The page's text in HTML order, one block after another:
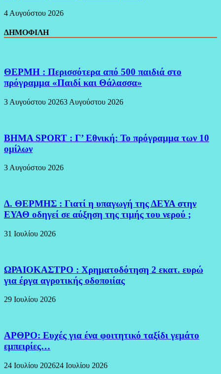
4 Αυγούστου 2026
ΔΗΜΟΦΙΛΗ
ΘΕΡΜΗ : Περισσότερα από 500 παιδιά στο
πρόγραμμα «Παιδί και Θάλασσα»
3 Αυγούστου 20263 Αυγούστου 2026
BHMA SPORT : Γ’ Εθνική: Το πρόγραμμα των 10
ομίλων
3 Αυγούστου 2026
Δ. ΘΕΡΜΗΣ : Γιατί η υπαγωγή της ΔΕΥΑ στην
ΕΥΑΘ οδηγεί σε αύξηση της τιμής του νερού ;
31 Ιουλίου 2026
ΩΡΑΙΟΚΑΣΤΡΟ : Χρηματοδότηση 2 εκατ. ευρώ
για έργα αγροτικής οδοποιίας
29 Ιουλίου 2026
ΑΡΘΡΟ: Ευχές για ένα φοιτητικό ταξίδι γεμάτο
εμπειρίες…
24 Ιουλίου 202624 Ιουλίου 2026